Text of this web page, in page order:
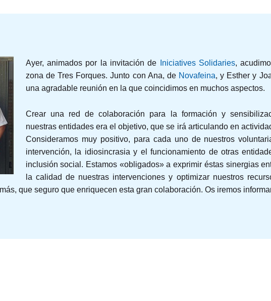
Ayer, animados por la invitación de Iniciatives Solidaries,
zona de Tres Forques. Junto con Ana, de Novafeina, y Esther y
una agradable reunión en la que coincidimos en muchos aspectos.
Crear una red de colaboración para la formación y
nuestras entidades era el objetivo, que se irá articulando en
Consideramos muy positivo, para cada uno de nuestros
intervención, la idiosincrasia y el funcionamiento de otras
inclusión social. Estamos «obligados» a exprimir éstas sinergias
la calidad de nuestras intervenciones y optimizar nuestros
que seguro que enriquecen esta gran colaboración. Os iremos